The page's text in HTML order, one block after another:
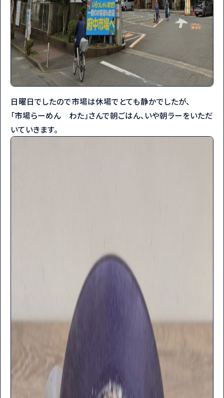
日曜日でしたので市場は休場でとても静かでしたが、
「市場らーめん わた」さんで朝ごはん、いや朝ラーをいただ
いていきます。